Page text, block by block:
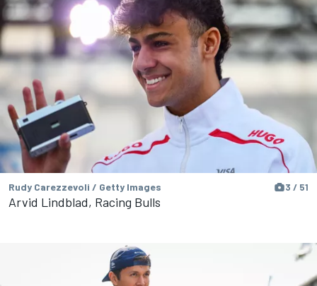
Rudy Carezzevoli / Getty Images 3 / 51
Arvid Lindblad, Racing Bulls